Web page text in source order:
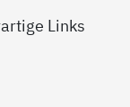
Links